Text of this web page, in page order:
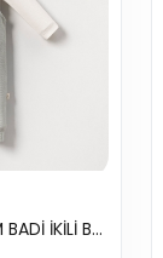
ERKEK 9-24 AY TULUM BADİ İKİLİ BEBEK TAKIM